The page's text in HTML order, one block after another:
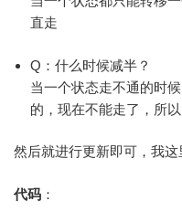
直走
Q：什么时候减半？
当一个状态走不通的时
的，现在不能走了，所
然后就进行更新即可，我
代码 ：